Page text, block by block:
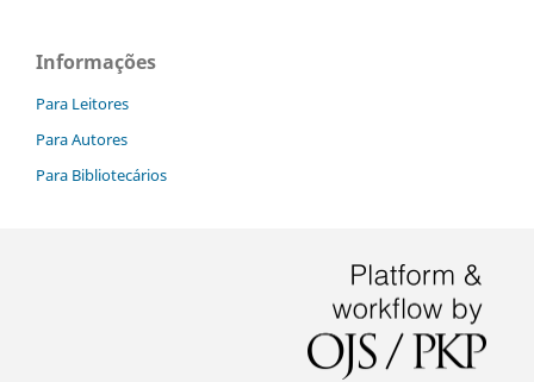
Informações
Para Leitores
Para Autores
Para Bibliotecários